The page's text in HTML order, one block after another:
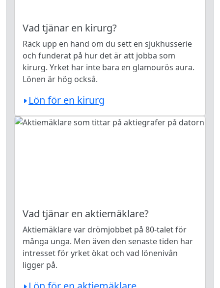
Vad tjänar en kirurg?
Räck upp en hand om du sett en sjukhusserie
och funderat på hur det är att jobba som
kirurg. Yrket har inte bara en glamourös aura.
Lönen är hög också.
Lön för en kirurg
Vad tjänar en aktiemäklare?
Aktiemäklare var drömjobbet på 80-talet för
många unga. Men även den senaste tiden har
intresset för yrket ökat och vad lönenivån
ligger på.